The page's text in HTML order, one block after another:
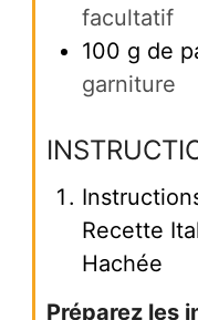
facultatif
100 g de
garniture
Recette
Hachée
Préparez les